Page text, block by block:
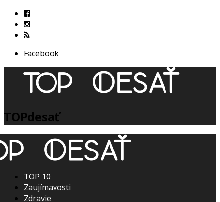
Facebook
TOPdesať
TOP 10
Zaujímavosti
Zdravie